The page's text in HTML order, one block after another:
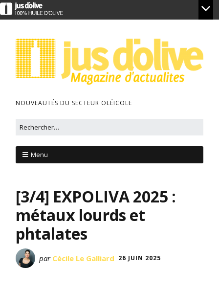
NOUVEAUTÉS DU SECTEUR OLÉICOLE
Menu
[3/4] EXPOLIVA 2025 :
métaux lourds et
phtalates
par Cécile Le Galliard 26 JUIN 2025